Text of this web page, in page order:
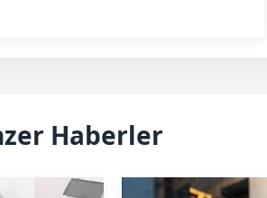
Haberler